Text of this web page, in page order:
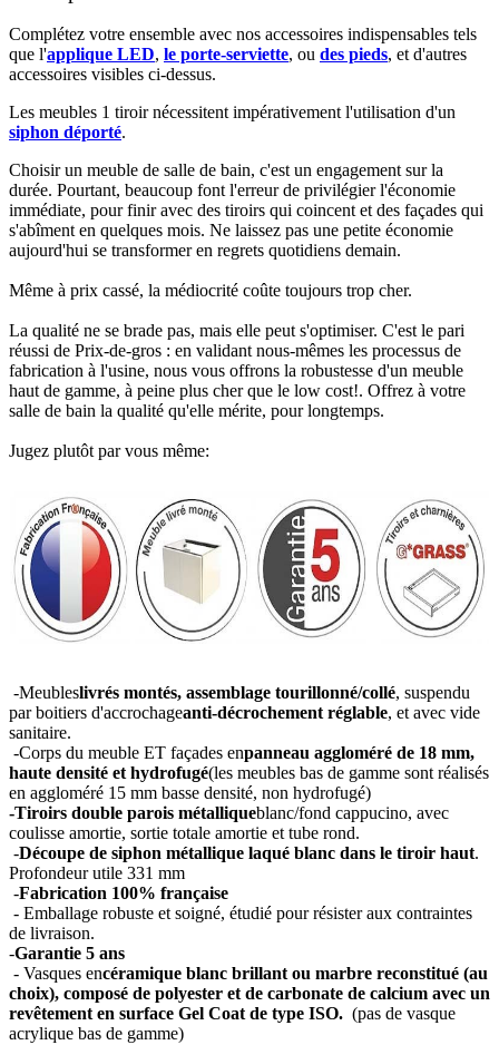
Complétez votre ensemble avec nos accessoires indispensables tels
que l'applique LED, le porte-serviette, ou des pieds, et d'autres
accessoires visibles ci-dessus.​
Les meubles 1 tiroir nécessitent impérativement l'utilisation d'un
siphon déporté.​
Choisir un meuble de salle de bain, c'est un engagement sur la
durée. Pourtant, beaucoup font l'erreur de privilégier l'économie
immédiate, pour finir avec des tiroirs qui coincent et des façades qui
s'abîment en quelques mois. Ne laissez pas une petite économie
aujourd'hui se transformer en regrets quotidiens demain.
Même à prix cassé, la médiocrité coûte toujours trop cher.
La qualité ne se brade pas, mais elle peut s'optimiser. C'est le pari
réussi de Prix-de-gros : en validant nous-mêmes les processus de
fabrication à l'usine, nous vous offrons la robustesse d'un meuble
haut de gamme, à peine plus cher que le low cost!. Offrez à votre
salle de bain la qualité qu'elle mérite, pour longtemps.
Jugez plutôt par vous même:
-Meubleslivrés montés, assemblage tourillonné/collé, suspendu
par boitiers d'accrochageanti-décrochement réglable, et avec vide
sanitaire.
-Corps du meuble ET façades enpanneau aggloméré de 18 mm,
haute densité et hydrofugé(les meubles bas de gamme sont réalisés
en aggloméré 15 mm basse densité, non hydrofugé)
-Tiroirs double parois métalliqueblanc/fond cappucino, avec
coulisse amortie, sortie totale amortie et tube rond.
-Découpe de siphon métallique laqué blanc dans le tiroir haut.
Profondeur utile 331 mm
-Fabrication 100% française
- Emballage robuste et soigné, étudié pour résister aux contraintes
de livraison.
-Garantie 5 ans
- Vasques encéramique blanc brillant ou marbre reconstitué (au
choix), composé de polyester et de carbonate de calcium avec un
revêtement en surface Gel Coat de type ISO. (pas de vasque
acrylique bas de gamme)